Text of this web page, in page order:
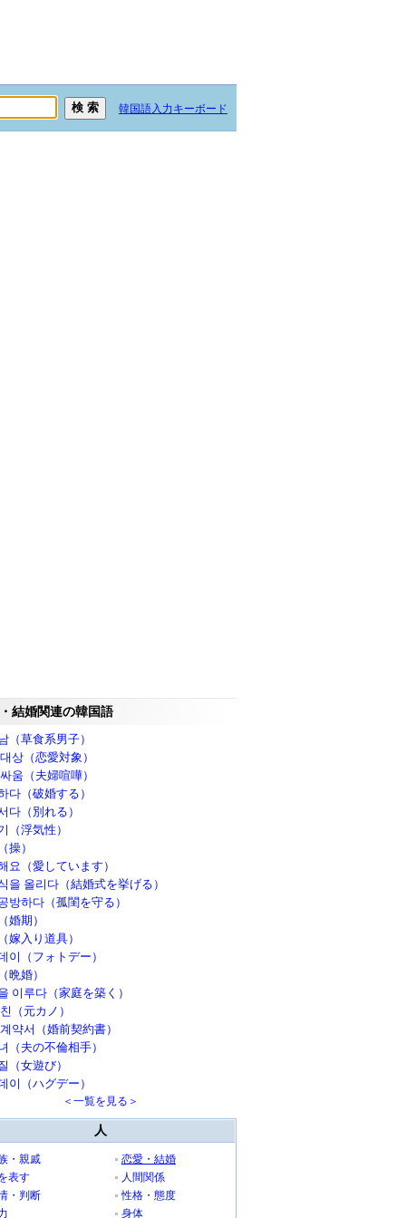
韓国語入力キーボード
結婚関連の韓国語
（草食系男子）
상（恋愛対象）
움（夫婦喧嘩）
다（破婚する）
다（別れる）
（浮気性）
操）
요（愛しています）
을 올리다（結婚式を挙げる）
방하다（孤閨を守る）
婚期）
嫁入り道具）
이（フォトデー）
晩婚）
이루다（家庭を築く）
（元カノ）
약서（婚前契約書）
（夫の不倫相手）
（女遊び）
이（ハグデー）
＜一覧を見る＞
人
・親戚
恋愛・結婚
表す
人間関係
・判断
性格・態度
身体